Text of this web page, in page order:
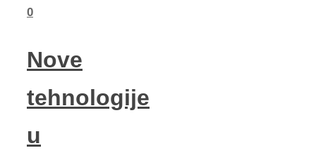
0
Nove
tehnologije
u